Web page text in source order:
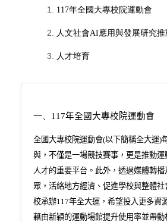
117年全國大專校院運動會
人文社會AI 應用與發展研究推
人才培育
一、 117年全國大專校院運動會
全國大專校院運動會(以下簡稱全大運)
與，不僅是一場競技賽事，更是推動
人才的重要平台。此外，透過媒體轉
眾，活絡地方經濟、促進學校與整體
校承辦117年全大運，希望投入更多資
藉由新穎的運動場館提升使用率並帶動